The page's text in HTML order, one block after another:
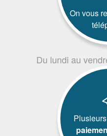
On vous
Du lundi au